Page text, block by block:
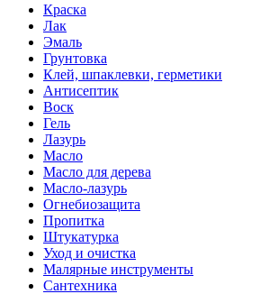
Краска
Лак
Эмаль
Грунтовка
Клей, шпаклевки, герметики
Антисептик
Воск
Гель
Лазурь
Масло
Масло для дерева
Масло-лазурь
Огнебиозащита
Пропитка
Штукатурка
Уход и очистка
Малярные инструменты
Сантехника